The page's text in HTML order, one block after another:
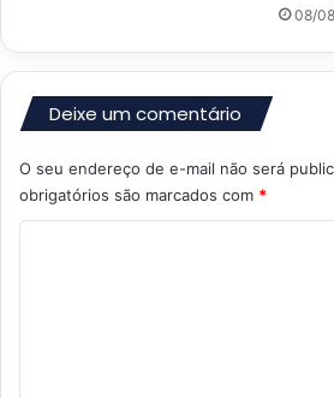
08/
Deixe um comentário
O seu endereço de e-mail não será
obrigatórios são marcados com *